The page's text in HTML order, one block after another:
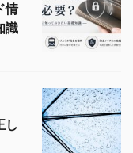
情
識
し